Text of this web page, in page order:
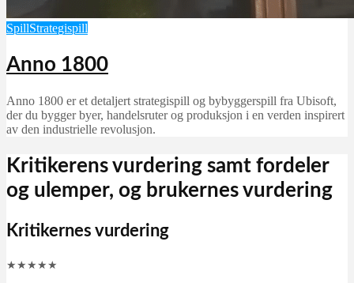
SpillStrategispill
Anno 1800
Anno 1800 er et detaljert strategispill og bybyggerspill fra Ubisoft,
der du bygger byer, handelsruter og produksjon i en verden inspirert
av den industrielle revolusjon.
Kritikerens vurdering samt fordeler
og ulemper, og brukernes vurdering
Kritikernes vurdering
★ ★ ★ ★ ★